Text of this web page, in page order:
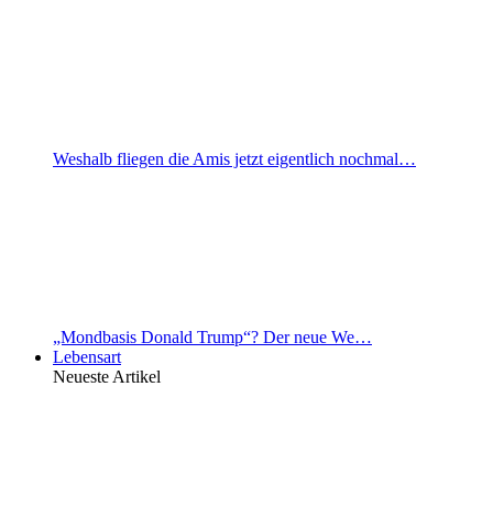
Weshalb fliegen die Amis jetzt eigentlich nochmal…
„Mondbasis Donald Trump“? Der neue We…
Lebensart
Neueste Artikel